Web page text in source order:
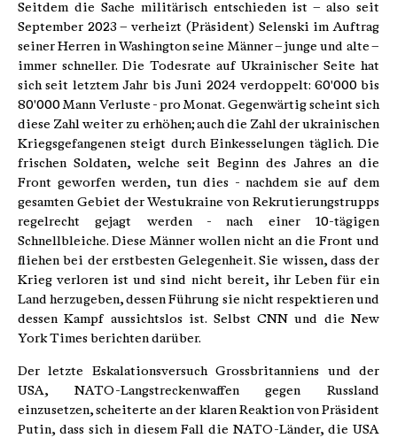
Seitdem die Sache militärisch entschieden ist – also seit
September 2023 – verheizt (Präsident) Selenski im Auftrag
seiner Herren in Washington seine Männer – junge und alte –
immer schneller. Die Todesrate auf Ukrainischer Seite hat
sich seit letztem Jahr bis Juni 2024 verdoppelt: 60'000 bis
80'000 Mann Verluste - pro Monat. Gegenwärtig scheint sich
diese Zahl weiter zu erhöhen; auch die Zahl der ukrainischen
Kriegsgefangenen steigt durch Einkesselungen täglich. Die
frischen Soldaten, welche seit Beginn des Jahres an die
Front geworfen werden, tun dies - nachdem sie auf dem
gesamten Gebiet der Westukraine von Rekrutierungstrupps
regelrecht gejagt werden - nach einer 10-tägigen
Schnellbleiche. Diese Männer wollen nicht an die Front und
fliehen bei der erstbesten Gelegenheit. Sie wissen, dass der
Krieg verloren ist und sind nicht bereit, ihr Leben für ein
Land herzugeben, dessen Führung sie nicht respektieren und
dessen Kampf aussichtslos ist. Selbst CNN und die New
York Times berichten darüber.
Der letzte Eskalationsversuch Grossbritanniens und der
USA, NATO-Langstreckenwaffen gegen Russland
einzusetzen, scheiterte an der klaren Reaktion von Präsident
Putin, dass sich in diesem Fall die NATO-Länder, die USA